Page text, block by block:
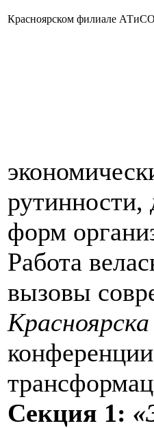
Красноярском филиале
форм
Работа
вызовы
Секция 1: